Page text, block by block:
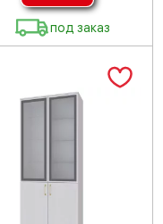
под заказ